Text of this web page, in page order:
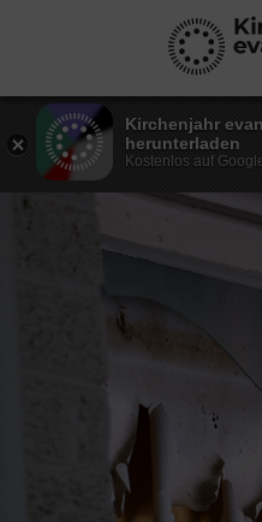
Kirchenjahr
herunterladen
Kostenlos auf